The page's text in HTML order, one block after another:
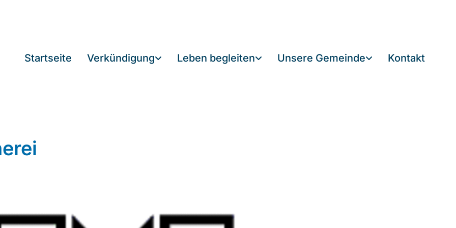
Startseite Verkündigung Leben begleiten Unsere Gemeinde Kontakt